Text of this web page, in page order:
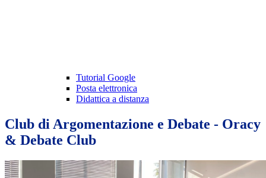
Tutorial Google
Posta elettronica
Didattica a distanza
Club di Argomentazione e Debate - Oracy
& Debate Club